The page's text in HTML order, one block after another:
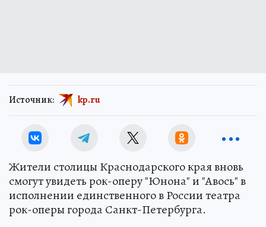
Источник: kp.ru
Жители столицы Краснодарского края вновь
смогут увидеть рок-оперу "Юнона" и "Авось" в
исполнении единственного в России театра
рок-оперы города Санкт-Петербурга.